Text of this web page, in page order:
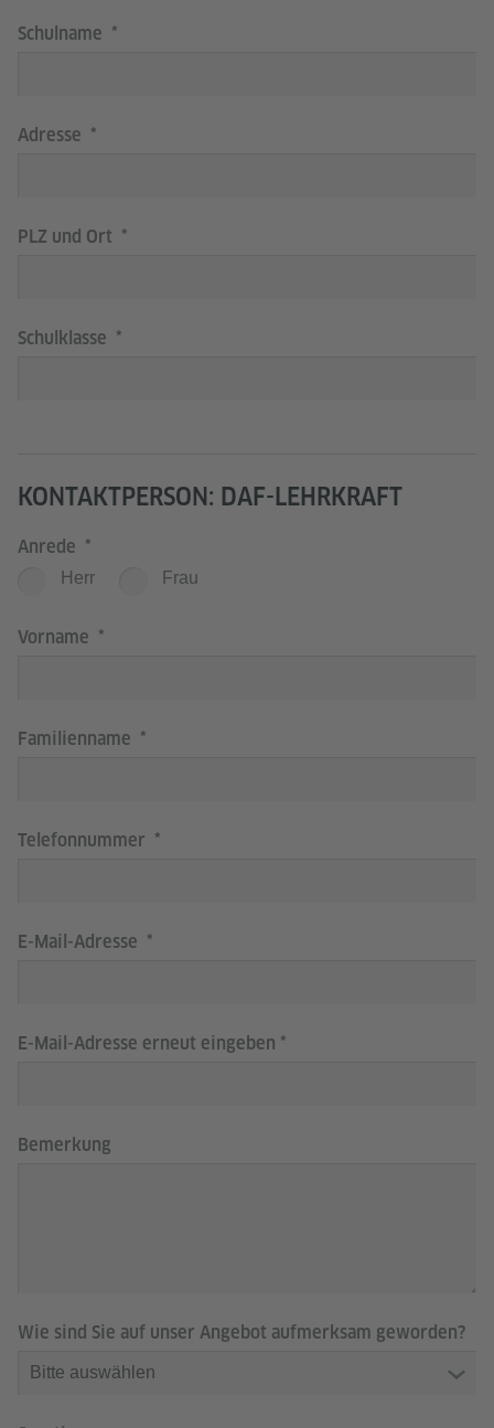
Schulname
Adresse
PLZ und Ort
Schulklasse
KONTAKTPERSON: DAF-LEHRKRAFT
Anrede
Herr Frau
Vorname
Familienname
Telefonnummer
E-Mail-Adresse
E-Mail-Adresse erneut eingeben
Bemerkung
Wie sind Sie auf unser Angebot aufmerksam geworden?